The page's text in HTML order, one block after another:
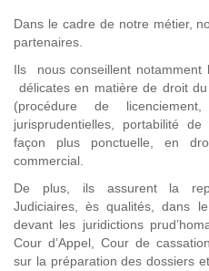
Dans le cadre de notre métier,
partenaires.
Ils nous conseillent notamment
délicates en matière de droit
(procédure de
jurisprudentielles, portabilité
façon plus ponctuelle, en
commercial.
De plus, ils assurent la
Judiciaires, ès qualités, dans
devant les juridictions
Cour d’Appel, Cour de
sur la préparation des dossiers